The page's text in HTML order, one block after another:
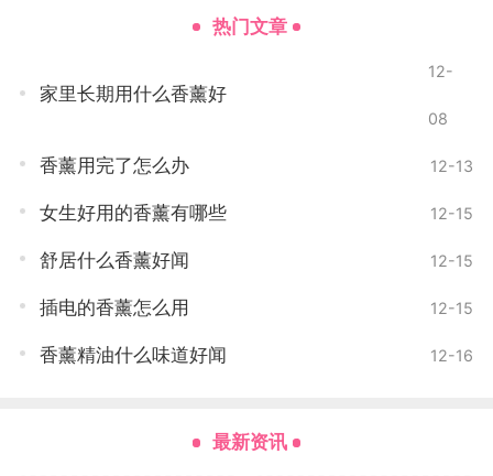
个宁静的睡眠环境，提升你的睡眠体验。
对于需要长时间专注于工作的朋友来说，某些香薰
等香味，被认为有助于清醒思维，增强记忆力。尤其是
在学习或工作时，使用这些香薰蜡片，能够帮助你更好
清新空气
香薰蜡片不仅可以用来创造氛围，还能帮助清新空
化空气，去除不愉快的气味，保持室内空气清新宜人。
使用香薰蜡片来替代传统的空气清新剂，既能享受香
热门文章
家里长期用什么香薰好
12-
08
香薰用完了怎么办 12-13
女生好用的香薰有哪些 12-15
舒居什么香薰好闻 12-15
插电的香薰怎么用 12-15
香薰精油什么味道好闻 12-16
最新资讯